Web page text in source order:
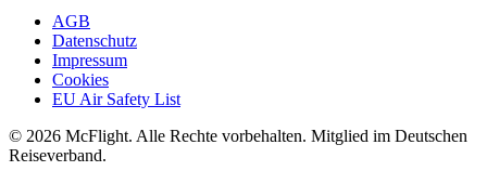
AGB
Datenschutz
Impressum
Cookies
EU Air Safety List
© 2026 McFlight. Alle Rechte vorbehalten. Mitglied im Deutschen
Reiseverband.